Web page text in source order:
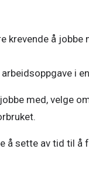
krevende å
i
med, velge
å sette av tid til